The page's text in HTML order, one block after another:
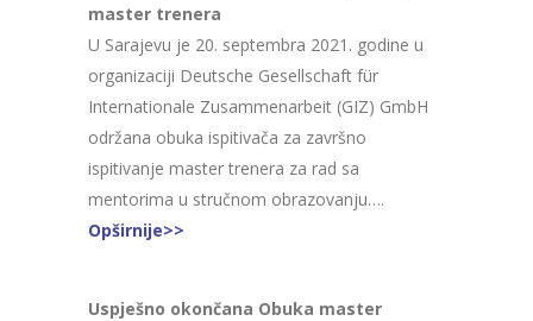
master trenera
U Sarajevu je 20. septembra 2021. godine u
organizaciji Deutsche Gesellschaft für
Internationale Zusammenarbeit (GIZ) GmbH
održana obuka ispitivača za završno
ispitivanje master trenera za rad sa
mentorima u stručnom obrazovanju….
Opširnije>>
Uspješno okončana Obuka master